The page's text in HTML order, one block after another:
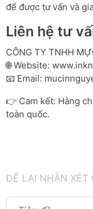
để được tư vấn và
Liên hệ tư
CÔNG TY TNHH
🌐 Website:
📧 Email:
👉 Cam kết: Hàng
toàn quốc.
ĐỂ LẠI NHẬN XÉT